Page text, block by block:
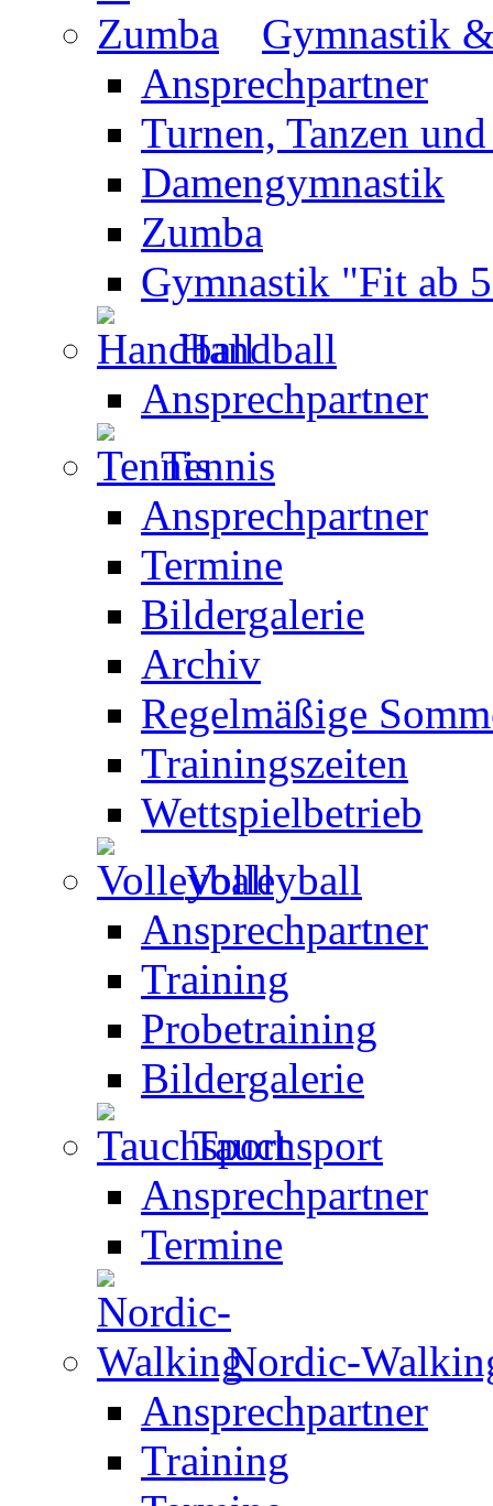
Gymnastik
Ansprechpartner
Turnen, Tanzen
Damengymnastik
Zumba
Gymnastik "Fit ab
Handball
Ansprechpartner
Tennis
Ansprechpartner
Termine
Bildergalerie
Archiv
Regelmäßige
Trainingszeiten
Wettspielbetrieb
Volleyball
Ansprechpartner
Training
Probetraining
Bildergalerie
Tauchsport
Ansprechpartner
Termine
Nordic-
Ansprechpartner
Training